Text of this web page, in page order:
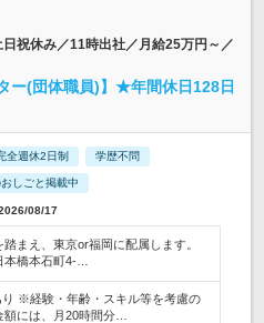
祝休み／11時出社／月給25万円～／
ー(団体職員)】★年間休日128日
全週休2日制 学歴不問
しごと掲載中
08/17
踏まえ、東京or福岡に配属します。
本橋本石町4-…
り ※経験・年齢・スキル等を考慮の
には、月20時間分…